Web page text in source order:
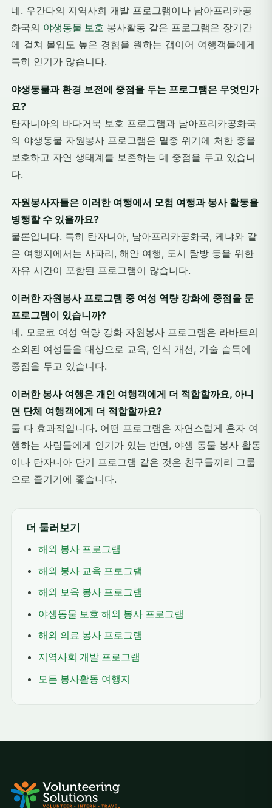
네. 우간다의 지역사회 개발 프로그램이나 남아프리카공
화국의 야생동물 보호 봉사활동 같은 프로그램은 장기간
에 걸쳐 몰입도 높은 경험을 원하는 갭이어 여행객들에게
특히 인기가 많습니다.
야생동물과 환경 보전에 중점을 두는 프로그램은 무엇인가
요?
탄자니아의 바다거북 보호 프로그램과 남아프리카공화국
의 야생동물 자원봉사 프로그램은 멸종 위기에 처한 종을
보호하고 자연 생태계를 보존하는 데 중점을 두고 있습니
다.
자원봉사자들은 이러한 여행에서 모험 여행과 봉사 활동을
병행할 수 있을까요?
물론입니다. 특히 탄자니아, 남아프리카공화국, 케냐와 같
은 여행지에서는 사파리, 해안 여행, 도시 탐방 등을 위한
자유 시간이 포함된 프로그램이 많습니다.
이러한 자원봉사 프로그램 중 여성 역량 강화에 중점을 둔
프로그램이 있습니까?
네. 모로코 여성 역량 강화 자원봉사 프로그램은 라바트의
소외된 여성들을 대상으로 교육, 인식 개선, 기술 습득에
중점을 두고 있습니다.
이러한 봉사 여행은 개인 여행객에게 더 적합할까요, 아니
면 단체 여행객에게 더 적합할까요?
둘 다 효과적입니다. 어떤 프로그램은 자연스럽게 혼자 여
행하는 사람들에게 인기가 있는 반면, 야생 동물 봉사 활동
이나 탄자니아 단기 프로그램 같은 것은 친구들끼리 그룹
으로 즐기기에 좋습니다.
더 둘러보기
해외 봉사 프로그램
해외 봉사 교육 프로그램
해외 보육 봉사 프로그램
야생동물 보호 해외 봉사 프로그램
해외 의료 봉사 프로그램
지역사회 개발 프로그램
모든 봉사활동 여행지